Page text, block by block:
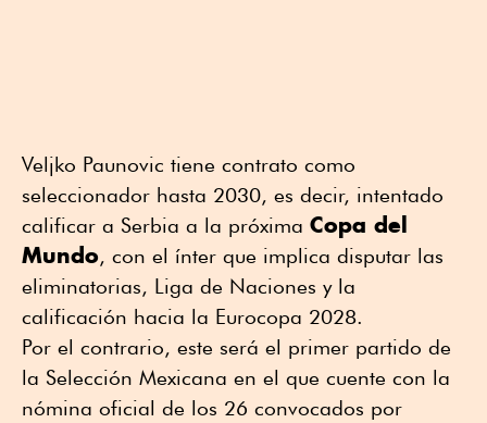
Veljko Paunovic tiene contrato como
seleccionador hasta 2030, es decir, intentado
calificar a Serbia a la próxima Copa del
Mundo, con el ínter que implica disputar las
eliminatorias, Liga de Naciones y la
calificación hacia la Eurocopa 2028.
Por el contrario, este será el primer partido de
la Selección Mexicana en el que cuente con la
nómina oficial de los 26 convocados por